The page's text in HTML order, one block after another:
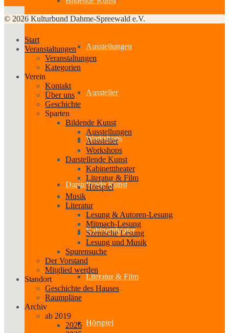
Ausstellungen
Aussteller
Workshops
Darstellende Kunst
Kabinetttheater
Literatur & Film
Hörspiel
© 2026 Kulturbund Dahme-Spreewald e.V.
Start
Veranstaltungen
Veranstaltungen
Kategorien
Verein
Kontakt
Über uns
Geschichte
Sparten
Bildende Kunst
Ausstellungen
Aussteller
Workshops
Darstellende Kunst
Kabinetttheater
Literatur & Film
Hörspiel
Musik
Literatur
Lesung & Autoren-Lesung
Mitmach-Lesung
Szenische Lesung
Lesung und Musik
Spurensuche
Der Vorstand
Mitglied werden
Standort
Geschichte des Hauses
Raumpläne
Archiv
ab 2019
2026